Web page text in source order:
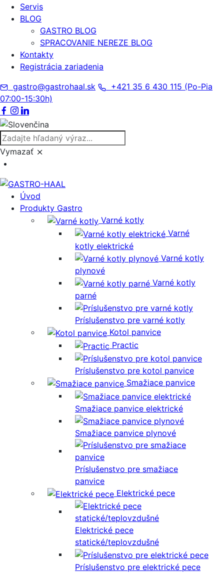
Servis
BLOG
GASTRO BLOG
SPRACOVANIE NEREZE BLOG
Kontakty
Registrácia zariadenia
gastro@gastrohaal.sk
+421 35 6 430 115 (Po-Pia
07:00-15:30h)
Vymazať
Úvod
Produkty Gastro
Varné kotly
Varné
kotly elektrické
Varné kotly
plynové
Varné kotly
parné
Príslušenstvo pre varné kotly
Kotol panvice
Practic
Príslušenstvo pre kotol panvice
Smažiace panvice
Smažiace panvice elektrické
Smažiace panvice plynové
Príslušenstvo pre smažiace
panvice
Elektrické pece
Elektrické pece
statické/teplovzdušné
Príslušenstvo pre elektrické pece